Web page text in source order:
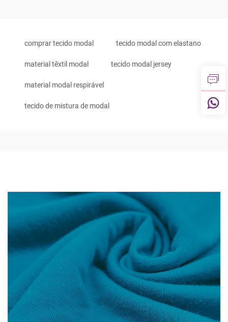
comprar tecido modal tecido modal com elastano
material têxtil modal tecido modal jersey
material modal respirável
tecido de mistura de modal